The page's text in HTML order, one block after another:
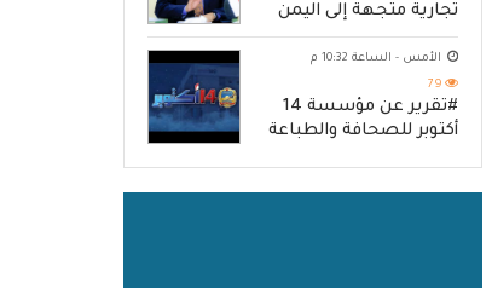
تجارية متجهة إلى اليمن
يكشف حصار الحوثي للشعب
الأمس - الساعة 10:32 م
79
#تقرير عن مؤسسة 14
أكتوبر للصحافة والطباعة